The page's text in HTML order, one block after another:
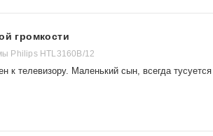
громкости
Philips HTL3160B/12
к телевизору. Маленький сын, всегда